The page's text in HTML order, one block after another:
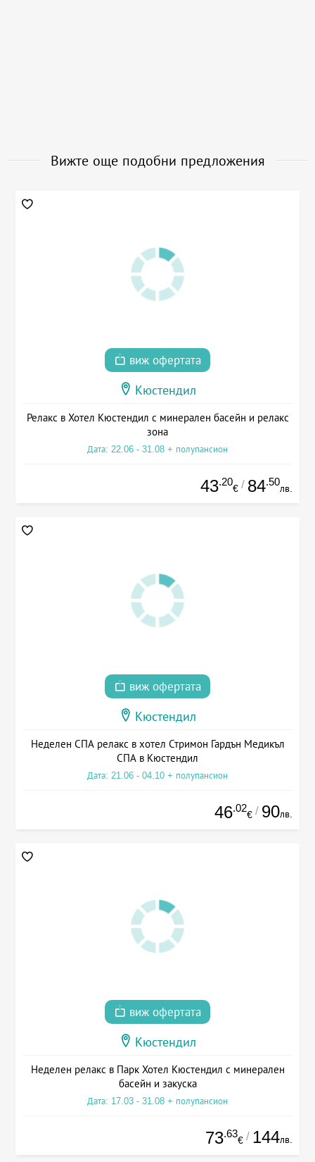
Вижте още подобни предложения
виж офертата
Кюстендил
Релакс в Хотел Кюстендил с минерален басейн и релакс
зона
Дата: 22.06 - 31.08 + полупансион
43.20
€ / 84.50
лв.
виж офертата
Кюстендил
Неделен СПА релакс в хотел Стримон Гардън Медикъл
СПА в Кюстендил
Дата: 21.06 - 04.10 + полупансион
46.02
€ / 90лв.
виж офертата
Кюстендил
Неделен релакс в Парк Хотел Кюстендил с минерален
басейн и закуска
Дата: 17.03 - 31.08 + полупансион
73.63
€ / 144лв.